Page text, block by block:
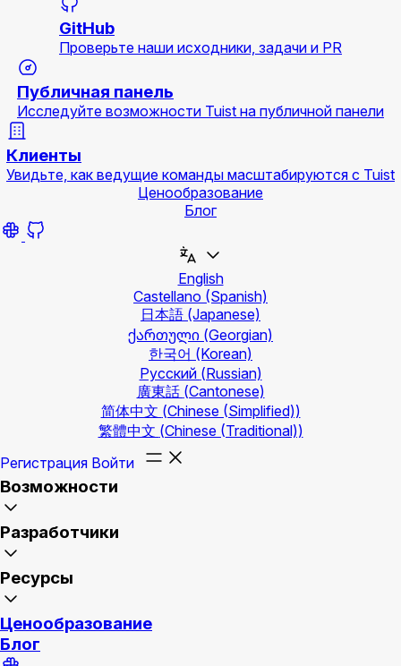
GitHub
Проверьте наши исходники, задачи и PR
Публичная панель
Исследуйте возможности Tuist на публичной панели
Клиенты
Увидьте, как ведущие команды масштабируются с Tuist
Ценообразование
Блог
English
Castellano (Spanish)
日本語 (Japanese)
ქართული (Georgian)
한국어 (Korean)
Русский (Russian)
廣東話 (Cantonese)
简体中文 (Chinese (Simplified))
繁體中文 (Chinese (Traditional))
Регистрация Войти
Возможности
Разработчики
Ресурсы
Ценообразование
Блог